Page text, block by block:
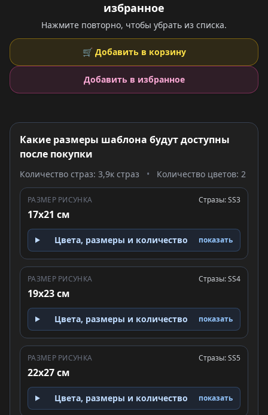
избранное
Нажмите повторно, чтобы убрать из списка.
🛒 Добавить в корзину
Добавить в избранное
Какие размеры шаблона будут доступны
после покупки
Количество страз: 3,9к страз • Количество цветов: 2
РАЗМЕР РИСУНКА
17x21 см
Стразы: SS3
Цвета, размеры и количество показать
РАЗМЕР РИСУНКА
19x23 см
Стразы: SS4
Цвета, размеры и количество показать
РАЗМЕР РИСУНКА
22x27 см
Стразы: SS5
Цвета, размеры и количество показать